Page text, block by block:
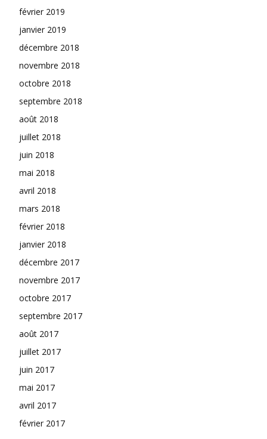
février 2019
janvier 2019
décembre 2018
novembre 2018
octobre 2018
septembre 2018
août 2018
juillet 2018
juin 2018
mai 2018
avril 2018
mars 2018
février 2018
janvier 2018
décembre 2017
novembre 2017
octobre 2017
septembre 2017
août 2017
juillet 2017
juin 2017
mai 2017
avril 2017
février 2017